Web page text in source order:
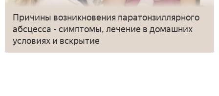
Причины возникновения паратонзиллярного
абсцесса - симптомы, лечение в домашних
условиях и вскрытие